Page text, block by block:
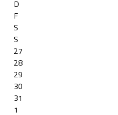
D
F
S
S
27
28
29
30
31
1